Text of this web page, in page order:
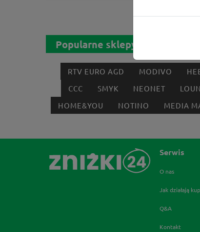
Popularne sklepy
RTV EURO AGD MODIVO
CCC
SMYK NEONET
HOME&YOU
NOTINO MEDIA
Serwis
O nas
Jak działają
Q&A
Kontakt